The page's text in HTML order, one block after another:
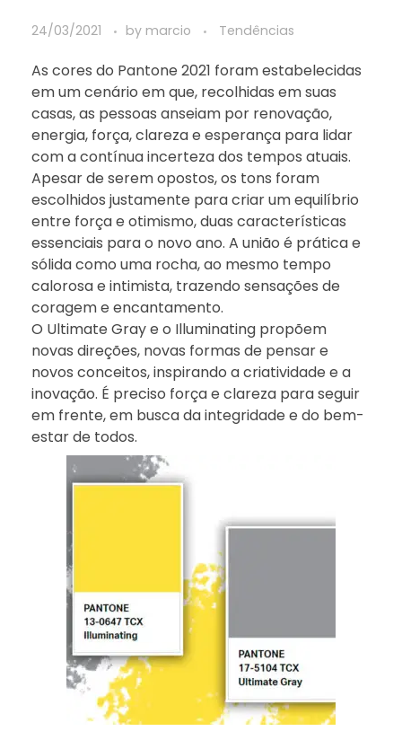
24/03/2021 by marcio Tendências
As cores do Pantone 2021 foram estabelecidas
em um cenário em que, recolhidas em suas
casas, as pessoas anseiam por renovação,
energia, força, clareza e esperança para lidar
com a contínua incerteza dos tempos atuais.
Apesar de serem opostos, os tons foram
escolhidos justamente para criar um equilíbrio
entre força e otimismo, duas características
essenciais para o novo ano. A união é prática e
sólida como uma rocha, ao mesmo tempo
calorosa e intimista, trazendo sensações de
coragem e encantamento.
O Ultimate Gray e o Illuminating propõem
novas direções, novas formas de pensar e
novos conceitos, inspirando a criatividade e a
inovação. É preciso força e clareza para seguir
em frente, em busca da integridade e do bem-
estar de todos.